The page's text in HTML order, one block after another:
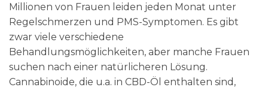
Millionen von Frauen leiden jeden Monat unter
Regelschmerzen und PMS-Symptomen. Es gibt
zwar viele verschiedene
Behandlungsmöglichkeiten, aber manche Frauen
suchen nach einer natürlicheren Lösung.
Cannabinoide, die u.a. in CBD-Öl enthalten sind,